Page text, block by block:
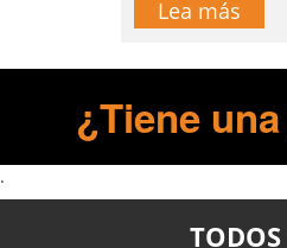
Lea más
¿Tiene
.